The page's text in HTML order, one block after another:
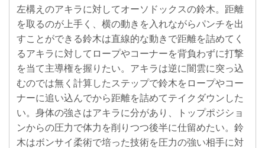
左構えのアキラに対してオーソドックスの鈴木。距離
を取るのが上手く、横の動きを入れながらパンチを出
すことができる鈴木は直線的な動きで距離を詰めてく
るアキラに対してロープやコーナーを背負わずに打撃
を当て主導権を握りたい。アキラは逆に闇雲に突っ込
むのでは無く計算したステップで鈴木をロープやコー
ナーに追い込んでから距離を詰めてテイクダウンした
い。身体の強さはアキラに分があり、トップポジショ
ンからの圧力で体力を削りつつ後半に仕留めたい。鈴
木はボンサイ柔術で培った技術を圧力の強い相手に対